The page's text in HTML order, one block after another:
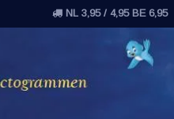
NL 3,95 / 4,95 BE 6,95